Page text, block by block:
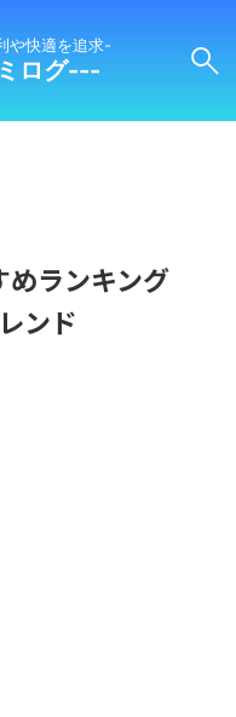
や快適を追求-
ログ---
めランキング
ンド